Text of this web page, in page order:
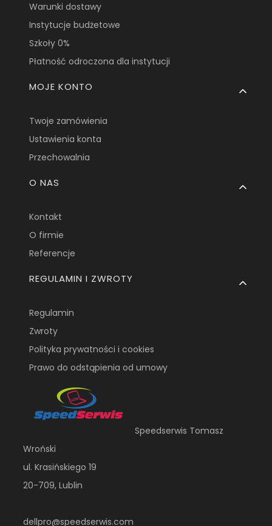
Warunki dostawy
Instytucje budżetowe
Szkoły 0%
Płatność odroczona dla instytucji
MOJE KONTO
Twoje zamówienia
Ustawienia konta
Przechowalnia
O NAS
Kontakt
O firmie
Referencje
REGULAMIN I ZWROTY
Regulamin
Zwroty
Polityka prywatności i cookies
Prawo do odstąpienia od umowy
Speedserwis Tomasz
Wroński
ul. Krasińskiego 19
20-709, Lublin
dellpro@speedserwis.com